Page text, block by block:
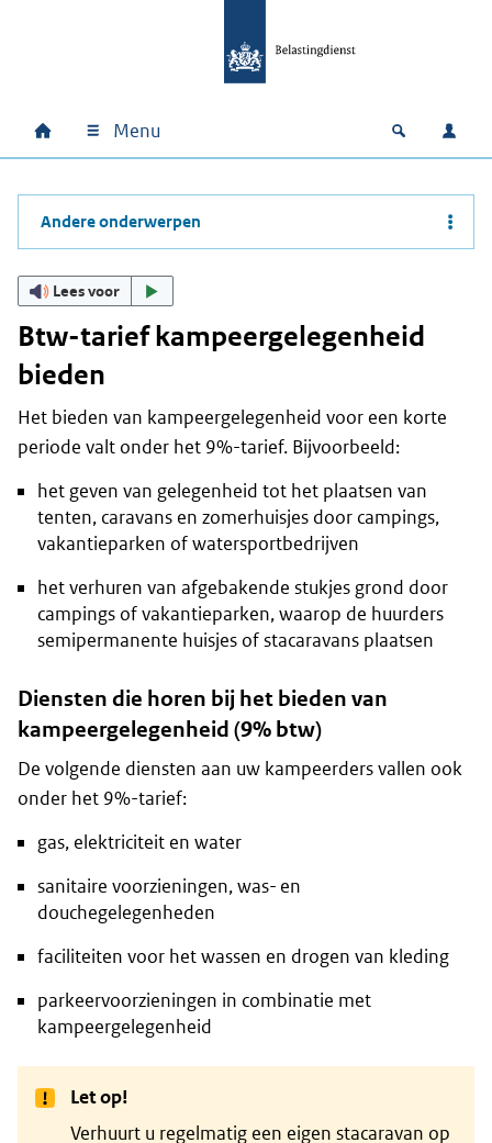
Hoofdnavigatie
Home Menu Open
Andere onderwerpen
Lees voor
Btw-tarief kampeergelegenheid
bieden
Het bieden van kampeergelegenheid voor een korte
periode valt onder het 9%-tarief. Bijvoorbeeld:
het geven van gelegenheid tot het plaatsen van
tenten, caravans en zomerhuisjes door campings,
vakantieparken of watersportbedrijven
het verhuren van afgebakende stukjes grond door
campings of vakantieparken, waarop de huurders
semipermanente huisjes of stacaravans plaatsen
Diensten die horen bij het bieden van
kampeergelegenheid (9% btw)
De volgende diensten aan uw kampeerders vallen ook
onder het 9%-tarief:
gas, elektriciteit en water
sanitaire voorzieningen, was- en
douchegelegenheden
faciliteiten voor het wassen en drogen van kleding
parkeervoorzieningen in combinatie met
kampeergelegenheid
Let op!
Verhuurt u regelmatig een eigen stacaravan op